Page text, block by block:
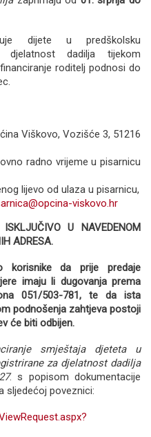
dijete u predškolsku
djelatnost dadilja tijekom
roditelj podnosi do
Viškovo, Vozišće 3, 51216
radno vrijeme u pisarnicu
lijevo od ulaza u pisarnicu,
viskovo.hr
U NAVEDENOM
ADRESA.
korisnike da prije predaje
imaju li dugovanja prema
051/503-781, te da ista
podnošenja zahtjeva postoji
će biti odbijen.
smještaja djeteta u
za djelatnost dadilja
. s popisom dokumentacije
sljedećoj poveznici: